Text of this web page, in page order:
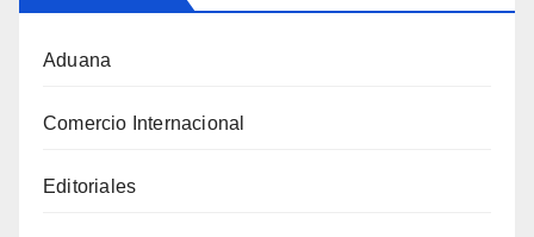
Aduana
Comercio Internacional
Editoriales